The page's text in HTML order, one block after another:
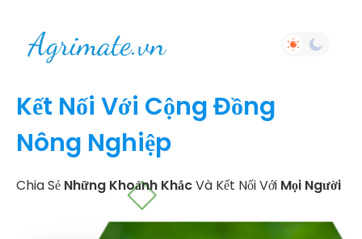
Kết Nối Với Cộng Đồng
Nông Nghiệp
Chia Sẻ Những Khoảnh KhắcVà Kết Nối Với Mọi Người